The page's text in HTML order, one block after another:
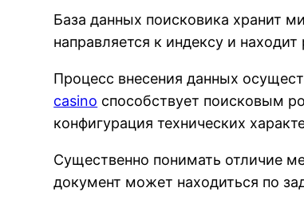
База данных поисковика хранит
направляется к индексу и
Процесс внесения данных
casino способствует поисковым
конфигурация технических
Существенно понимать отличие
документ может находиться по